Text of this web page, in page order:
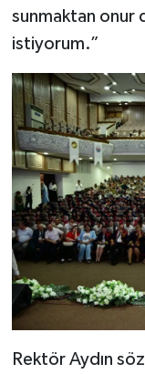
sunmaktan onur
istiyorum.”
Rektör Aydın